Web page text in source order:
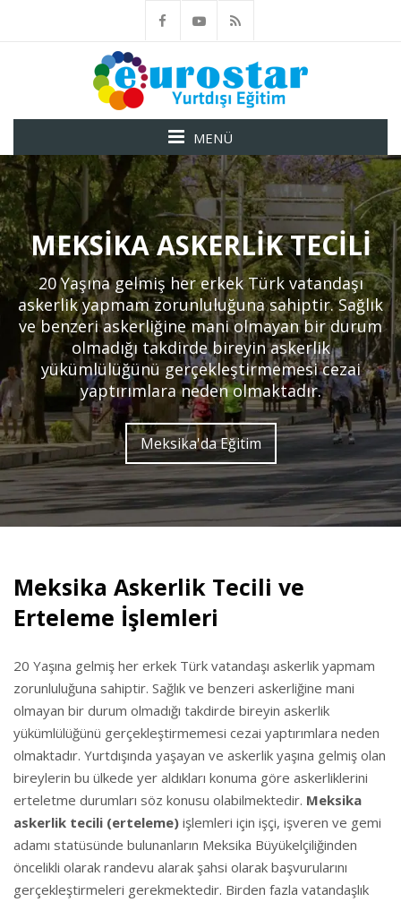
MENÜ
MEKSIKA ASKERLIK TECILI
20 Yaşına gelmiş her erkek Türk vatandaşı
askerlik yapmam zorunluluğuna sahiptir. Sağlık
ve benzeri askerliğine mani olmayan bir durum
olmadığı takdirde bireyin askerlik
yükümlülüğünü gerçekleştirmemesi cezai
yaptırımlara neden olmaktadır.
Meksika'da Eğitim
Meksika Askerlik Tecili ve
Erteleme İşlemleri
20 Yaşına gelmiş her erkek Türk vatandaşı askerlik yapmam
zorunluluğuna sahiptir. Sağlık ve benzeri askerliğine mani
olmayan bir durum olmadığı takdirde bireyin askerlik
yükümlülüğünü gerçekleştirmemesi cezai yaptırımlara neden
olmaktadır. Yurtdışında yaşayan ve askerlik yaşına gelmiş olan
bireylerin bu ülkede yer aldıkları konuma göre askerliklerini
erteletme durumları söz konusu olabilmektedir. Meksika
askerlik tecili (erteleme) işlemleri için işçi, işveren ve gemi
adamı statüsünde bulunanların Meksika Büyükelçiliğinden
öncelikli olarak randevu alarak şahsi olarak başvurularını
gerçekleştirmeleri gerekmektedir. Birden fazla vatandaşlık